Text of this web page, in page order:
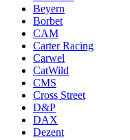
Beyern
Borbet
CAM
Carter Racing
Carwel
CatWild
CMS
Cross Street
D&P
DAX
Dezent